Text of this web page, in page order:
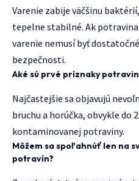
Varenie zabije väčšinu
tepelne stabilné. Ak potravina
varenie nemusí byť
bezpečnosti.
Aké sú prvé príznaky
Najčastejšie sa objavujú
bruchu a horúčka, obvykle do
kontaminovanej potraviny.
Môžem sa spoľahnúť len na
potravín?